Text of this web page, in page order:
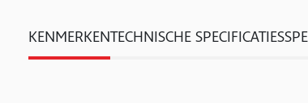
KENMERKENTECHNISCHE SPECIFICATIES